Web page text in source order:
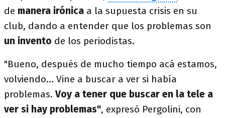
de manera irónica a la supuesta crisis en su
club, dando a entender que los problemas son
un invento de los periodistas.
"Bueno, después de mucho tiempo acá estamos,
volviendo... Vine a buscar a ver si había
problemas.Voy a tener que buscar en la tele a
ver si hay problemas", expresó Pergolini, con